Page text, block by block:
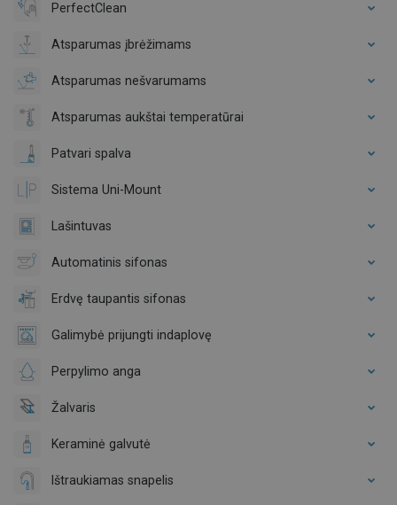
PerfectClean
Atsparumas įbrėžimams
Atsparumas nešvarumams
Atsparumas aukštai temperatūrai
Patvari spalva
Sistema Uni-Mount
Lašintuvas
Automatinis sifonas
Erdvę taupantis sifonas
Galimybė prijungti indaplovę
Perpylimo anga
Žalvaris
Keraminė galvutė
Ištraukiamas snapelis